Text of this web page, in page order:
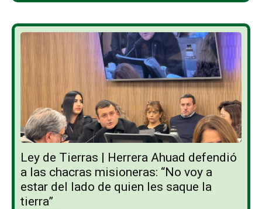
Ley de Tierras | Herrera Ahuad defendió
a las chacras misioneras: “No voy a
estar del lado de quien les saque la
tierra”